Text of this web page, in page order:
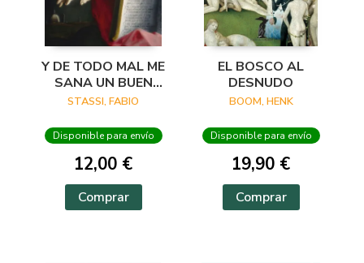
Y DE TODO MAL ME
SANA UN BUEN
VERSO
STASSI, FABIO
Disponible para envío
12,00 €
Comprar
EL BOSCO AL
DESNUDO
BOOM, HENK
Disponible para envío
19,90 €
Comprar